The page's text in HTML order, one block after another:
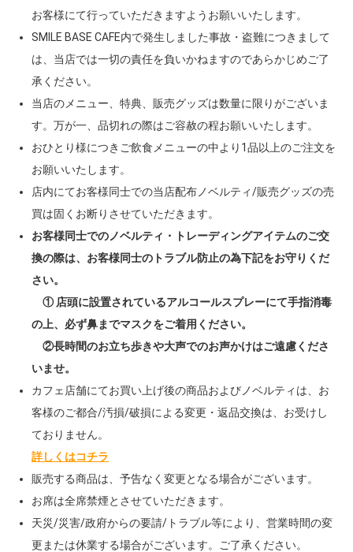
お客様にて行っていただきますようお願いいたします。
SMILE BASE CAFE内で発生しました事故・盗難につきまして
は、当店では一切の責任を負いかねますのであらかじめご了
承ください。
当店のメニュー、特典、販売グッズは数量に限りがございま
す。万が一、品切れの際はご容赦の程お願いいたします。
おひとり様につきご飲食メニューの中より1品以上のご注文を
お願いいたします。
店内にてお客様同士での当店配布ノベルティ/販売グッズの売
買は固くお断りさせていただきます。
お客様同士でのノベルティ・トレーディングアイテムのご交
換の際は、お客様同士のトラブル防止の為下記をお守りくだ
さい。
① 店頭に設置されているアルコールスプレーにて手指消毒
の上、必ず鼻までマスクをご着用ください。
②長時間のお立ち歩きや大声でのお声かけはご遠慮くださ
いませ。
カフェ店舗にてお買い上げ後の商品およびノベルティは、お
客様のご都合/汚損/破損による変更・返品交換は、お受けし
ておりません。
詳しくはコチラ
販売する商品は、予告なく変更となる場合がございます。
お席は全席禁煙とさせていただきます。
天災/災害/政府からの要請/トラブル等により、営業時間の変
更または休業する場合がございます。ご了承ください。